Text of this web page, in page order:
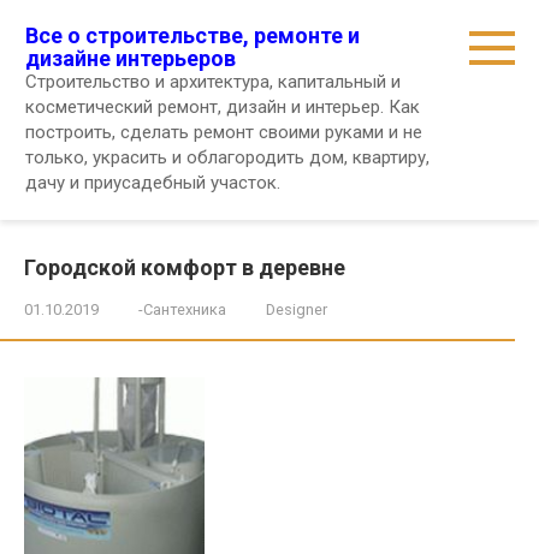
контенту
Все о строительстве, ремонте и
дизайне интерьеров
Строительство и архитектура, капитальный и
косметический ремонт, дизайн и интерьер. Как
построить, сделать ремонт своими руками и не
только, украсить и облагородить дом, квартиру,
дачу и приусадебный участок.
Городской комфорт в деревне
01.10.2019 -Сантехника Designer